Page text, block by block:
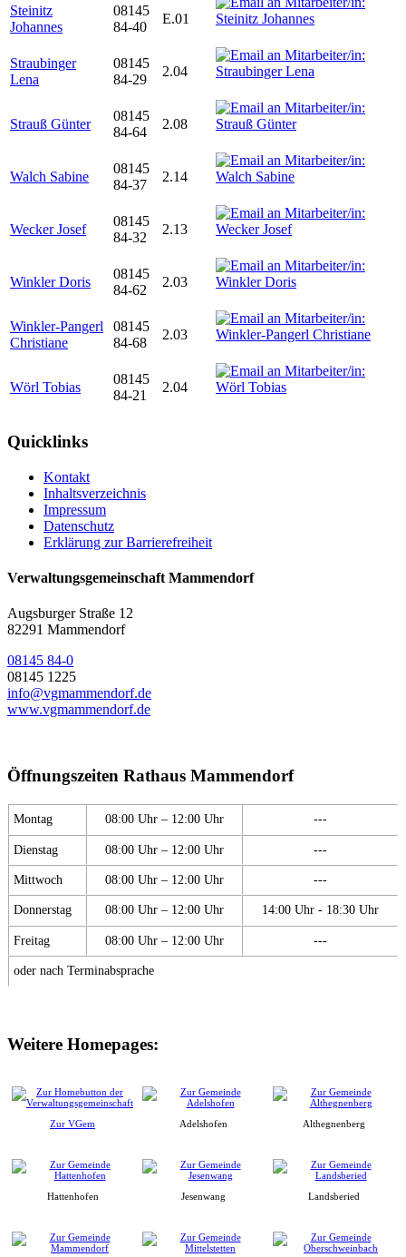
Steinitz
Johannes
08145
84-40
E.01
Straubinger
Lena
08145
84-29
2.04
Strauß Günter
08145
84-64
2.08
Walch Sabine
08145
84-37
2.14
Wecker Josef
08145
84-32
2.13
Winkler Doris
08145
84-62
2.03
Winkler-Pangerl
Christiane
08145
84-68
2.03
Wörl Tobias
08145
84-21
2.04
Quicklinks
Kontakt
Inhaltsverzeichnis
Impressum
Datenschutz
Erklärung zur Barrierefreiheit
Verwaltungsgemeinschaft Mammendorf
Augsburger Straße 12
82291 Mammendorf
08145 84-0
08145 1225
info@vgmammendorf.de
www.vgmammendorf.de
Öffnungszeiten Rathaus Mammendorf
Montag 08:00 Uhr – 12:00 Uhr ---
Dienstag 08:00 Uhr – 12:00 Uhr ---
Mittwoch 08:00 Uhr – 12:00 Uhr ---
Donnerstag 08:00 Uhr – 12:00 Uhr 14:00 Uhr - 18:30 Uhr
Freitag 08:00 Uhr – 12:00 Uhr ---
oder nach Terminabsprache
Weitere Homepages:
Zur VGem Adelshofen Althegnenberg
Hattenhofen Jesenwang Landsberied